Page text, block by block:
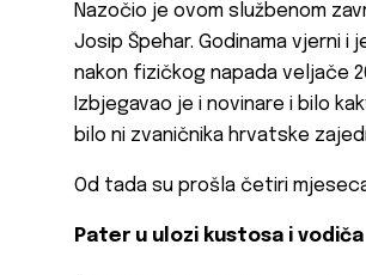
Nazočio je ovom službenom
Josip Špehar. Godinama vjerni
nakon fizičkog napada veljače
Izbjegavao je i novinare i bilo
bilo ni zvaničnika hrvatske
Od tada su prošla četiri
Pater u ulozi kustosa i vodiča